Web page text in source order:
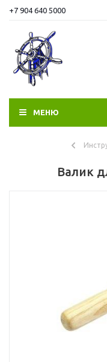
+7 904 640 5000
МЕНЮ
Валик